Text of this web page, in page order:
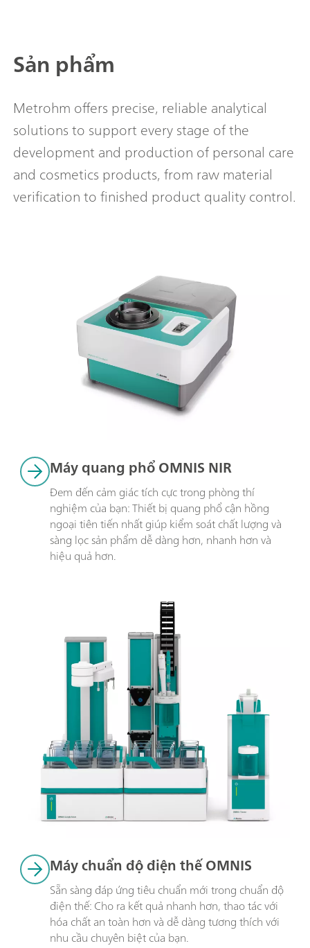
Sản phẩm
Metrohm offers precise, reliable analytical
solutions to support every stage of the
development and production of personal care
and cosmetics products, from raw material
verification to finished product quality control.
Máy quang phổ OMNIS NIR
Đem đến cảm giác tích cực trong phòng thí
nghiệm của bạn: Thiết bị quang phổ cận hồng
ngoại tiên tiến nhất giúp kiểm soát chất lượng và
sàng lọc sản phẩm dễ dàng hơn, nhanh hơn và
hiệu quả hơn.
Máy chuẩn độ điện thế OMNIS
Sẵn sàng đáp ứng tiêu chuẩn mới trong chuẩn độ
điện thế: Cho ra kết quả nhanh hơn, thao tác với
hóa chất an toàn hơn và dễ dàng tương thích với
nhu cầu chuyên biệt của bạn.